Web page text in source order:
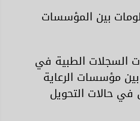
بين المؤسسات
السجلات الطبية في
مؤسسات الرعاية
في حالات التحويل